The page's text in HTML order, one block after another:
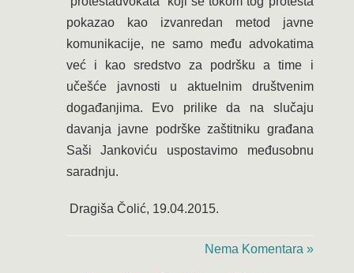
pokazao kao izvanredan metod javne
komunikacije, ne samo među advokatima
već i kao sredstvo za podršku a time i
učešće javnosti u aktuelnim društvenim
događanjima. Evo prilike da na slučaju
davanja javne podrške zaštitniku građana
Saši Jankoviću uspostavimo međusobnu
saradnju.
Dragiša Čolić, 19.04.2015.
Nema Komentara »